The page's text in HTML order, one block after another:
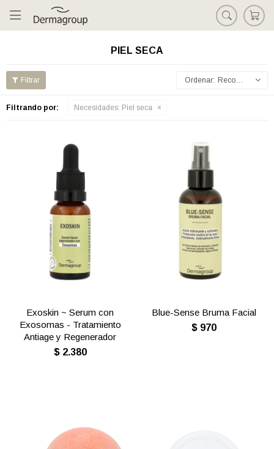

PIEL SECA
Recomendados
Filtrando por: Necesidades: Piel seca
Exoskin ~ Serum con
Exosomas - Tratamiento
Antiage y Regenerador
$ 2.380
Blue-Sense Bruma Facial
$ 970